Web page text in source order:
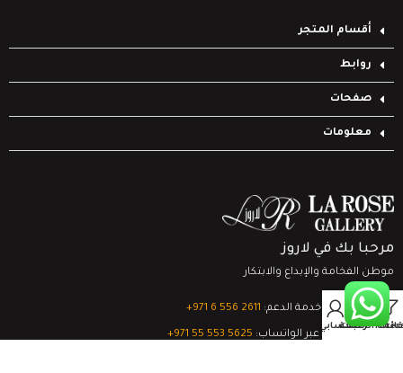
أقسام المتجر
روابط
صفحات
معلومات
مرحبا بك في لاروز
موطن الفخامة والإبداع والابتكار
تواصل مع خدمة الدعم: ‎+971 6 556 2611
الدعم الفني عبر الواتساب: ‎+971 55 553 5625
قائمة الرغبات
0
السلةحسابي